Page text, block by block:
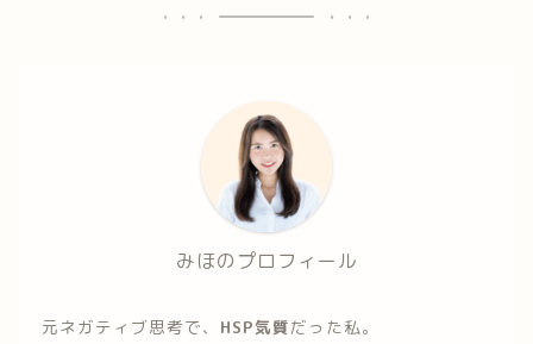
みほのプロフィール
元ネガティブ思考で、 HSP気質だった私。